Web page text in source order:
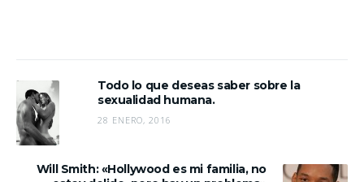
Todo lo que deseas saber sobre la
sexualidad humana.
28 ENERO, 2016
Will Smith: «Hollywood es mi familia, no